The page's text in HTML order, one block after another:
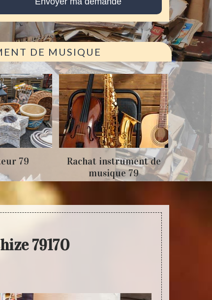
DE MUSIQUE
79
Rachat instrument de
musique 79
79170